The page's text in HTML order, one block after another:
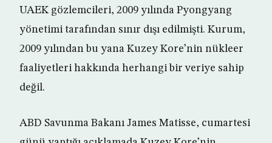
UAEK gözlemcileri, 2009 yılında Pyongyang
yönetimi tarafından sınır dışı edilmişti. Kurum,
2009 yılından bu yana Kuzey Kore’nin nükleer
faaliyetleri hakkında herhangi bir veriye sahip
değil.
ABD Savunma Bakanı James Matisse, cumartesi